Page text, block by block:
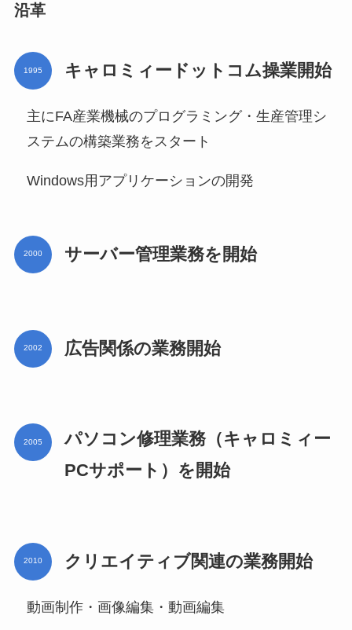
沿革
1995 キャロミィードットコム操業開始
主にFA産業機械のプログラミング・生産管理シ
ステムの構築業務をスタート
Windows用アプリケーションの開発
2000 サーバー管理業務を開始
2002 広告関係の業務開始
2005
パソコン修理業務（キャロミィー
PCサポート）を開始
2010 クリエイティブ関連の業務開始
動画制作・画像編集・動画編集